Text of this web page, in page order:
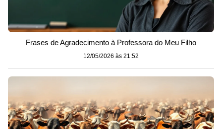
Frases de Agradecimento à Professora do Meu Filho
12/05/2026 às 21:52